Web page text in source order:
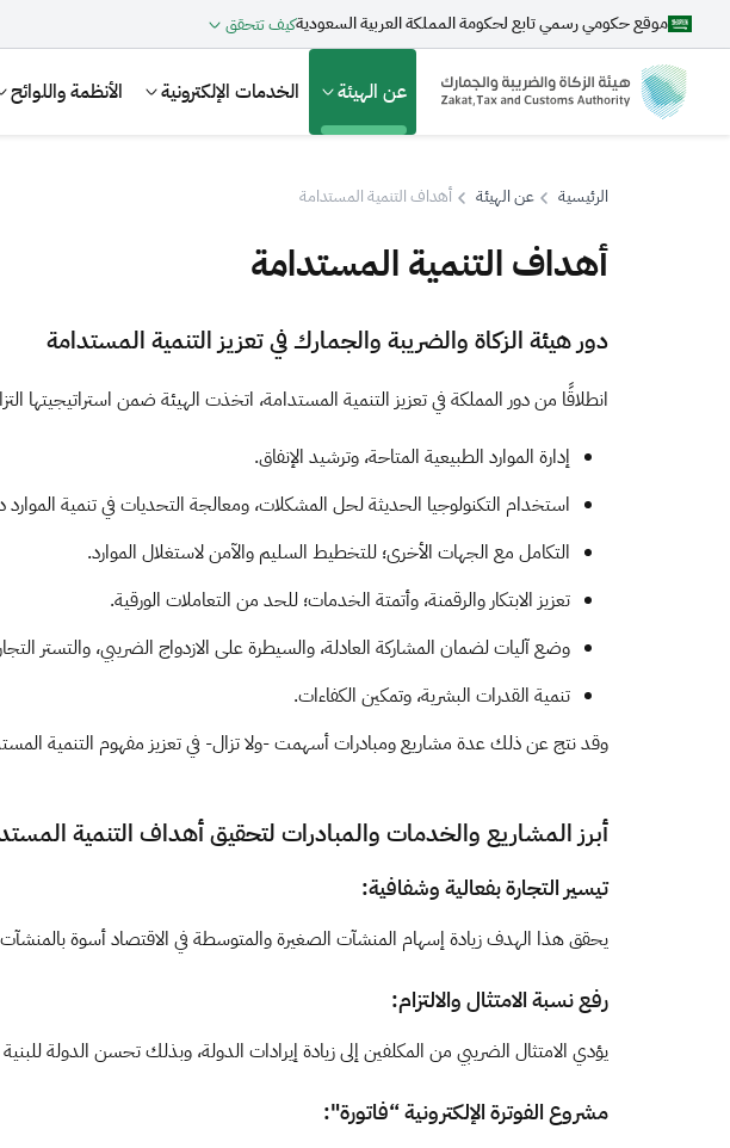
موقع حكومي رسمي تابع لحكومة المملكة العربية السعوديةكيف تتحقق
عن الهيئة الخدمات الإلكترونية الأنظمة واللوائح
بحث
اقتراحات
الزكاة الجمارك ضريبة القيمة المضافة
الرئيسية عن الهيئة أهداف التنمية المستدامة
أهداف التنمية المستدامة
دور هيئة الزكاة والضريبة والجمارك في تعزيز التنمية المستدامة
انطلاقًا من دور المملكة في تعزيز التنمية المستدامة، اتخذت الهيئة ضمن
إدارة الموارد الطبيعية المتاحة، وترشيد الإنفاق.
استخدام التكنولوجيا الحديثة لحل المشكلات، ومعالجة التحديات في تنمية الموارد
التكامل مع الجهات الأخرى؛ للتخطيط السليم والآمن لاستغلال الموارد.
تعزيز الابتكار والرقمنة، وأتمتة الخدمات؛ للحد من التعاملات الورقية.
وضع آليات لضمان المشاركة العادلة، والسيطرة على الازدواج الضريبي، والتستر
تنمية القدرات البشرية، وتمكين الكفاءات.
وقد نتج عن ذلك عدة مشاريع ومبادرات أسهمت -ولا تزال- في تعزيز مفهوم التنمية
أبرز المشاريع والخدمات والمبادرات لتحقيق أهداف التنمية
تيسير التجارة بفعالية وشفافية:
يحقق هذا الهدف زيادة إسهام المنشآت الصغيرة والمتوسطة في الاقتصاد أسوة بالمنشآت
رفع نسبة الامتثال والالتزام:
يؤدي الامتثال الضريبي من المكلفين إلى زيادة إيرادات الدولة، وبذلك تحسن الدولة
مشروع الفوترة الإلكترونية “فاتورة":